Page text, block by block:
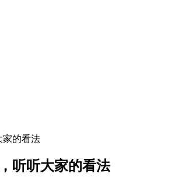
家的看法
听听大家的看法